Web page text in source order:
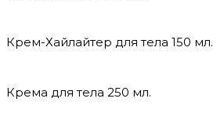
Крем-Хайлайтер для тела 150 мл.
Крема для тела 250 мл.